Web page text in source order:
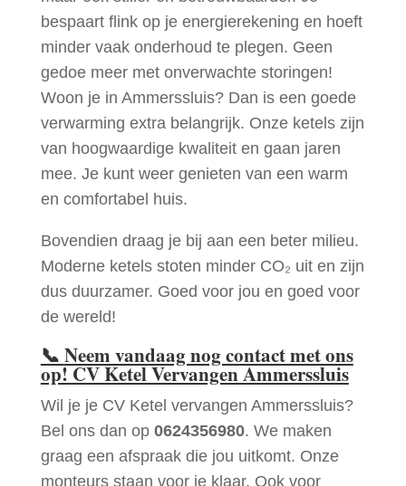
bespaart flink op je energierekening en hoeft
minder vaak onderhoud te plegen. Geen
gedoe meer met onverwachte storingen!
Woon je in Ammerssluis? Dan is een goede
verwarming extra belangrijk. Onze ketels zijn
van hoogwaardige kwaliteit en gaan jaren
mee. Je kunt weer genieten van een warm
en comfortabel huis.
Bovendien draag je bij aan een beter milieu.
Moderne ketels stoten minder CO₂ uit en zijn
dus duurzamer. Goed voor jou en goed voor
de wereld!
📞 Neem vandaag nog contact met ons
op! CV Ketel Vervangen Ammerssluis
Wil je je CV Ketel vervangen Ammerssluis?
Bel ons dan op 0624356980. We maken
graag een afspraak die jou uitkomt. Onze
monteurs staan voor je klaar. Ook voor